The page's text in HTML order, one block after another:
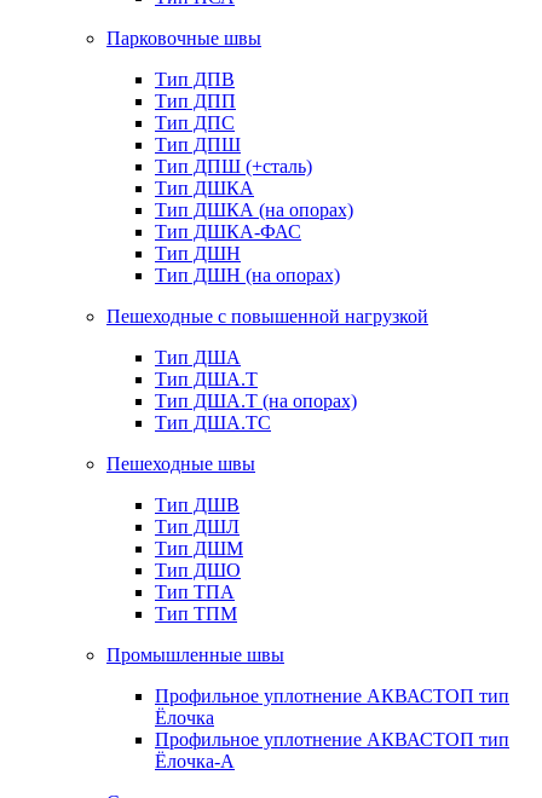
Парковочные швы
Тип ДПВ
Тип ДПП
Тип ДПС
Тип ДПШ
Тип ДПШ (+сталь)
Тип ДШКА
Тип ДШКА (на опорах)
Тип ДШКА-ФАС
Тип ДШН
Тип ДШН (на опорах)
Пешеходные с повышенной нагрузкой
Тип ДША
Тип ДША.Т
Тип ДША.Т (на опорах)
Тип ДША.ТС
Пешеходные швы
Тип ДШВ
Тип ДШЛ
Тип ДШМ
Тип ДШО
Тип ТПА
Тип ТПМ
Промышленные швы
Профильное уплотнение АКВАСТОП тип
Ёлочка
Профильное уплотнение АКВАСТОП тип
Ёлочка-А